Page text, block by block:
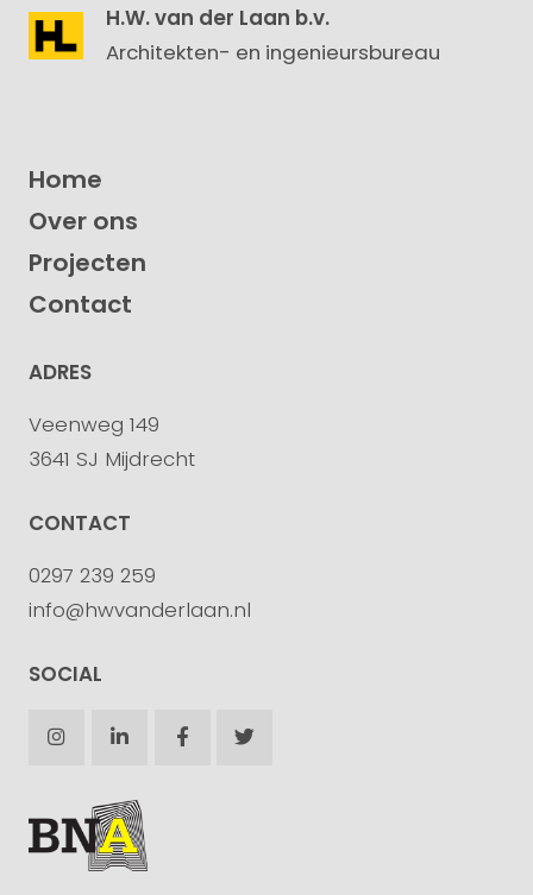
H.W. van der Laan b.v.
Architekten- en ingenieursbureau
Home
Over ons
Projecten
Contact
ADRES
Veenweg 149
3641 SJ Mijdrecht
CONTACT
0297 239 259
info@hwvanderlaan.nl
SOCIAL